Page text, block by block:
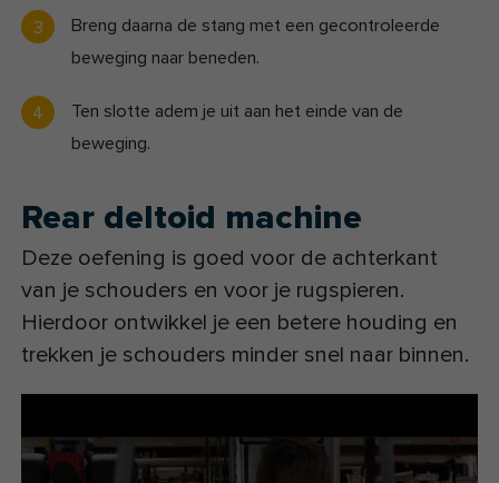
Breng daarna de stang met een gecontroleerde
beweging naar beneden.
Ten slotte adem je uit aan het einde van de
beweging.
Rear deltoid machine
Deze oefening is goed voor de achterkant
van je schouders en voor je rugspieren.
Hierdoor ontwikkel je een betere houding en
trekken je schouders minder snel naar binnen.